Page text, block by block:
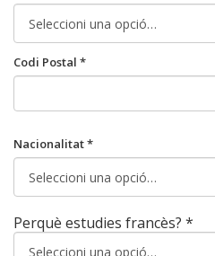
Codi Postal *
Nacionalitat *
Perquè estudies francès? *